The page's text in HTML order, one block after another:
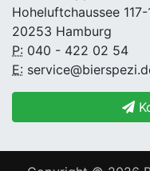
Hoheluftchaussee 117-
20253 Hamburg
P: 040 - 422 02 54
E: